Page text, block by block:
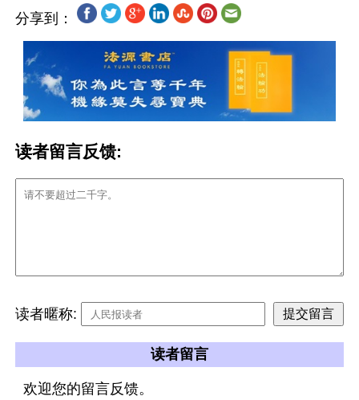
分享到：
读者留言反馈:
读者暱称:
读者留言
欢迎您的留言反馈。